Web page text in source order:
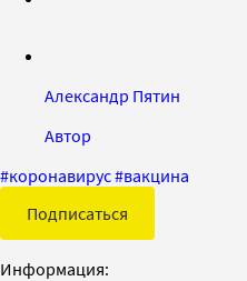
Александр Пятин
Автор
#коронавирус#вакцина
Подписаться
Информация: